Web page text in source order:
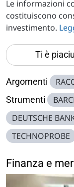
Le informazioni
costituiscono
investimento.
Ti è
Argomenti
Strumenti
DEUTSCHE
TECHNOPROBE
Finanza e